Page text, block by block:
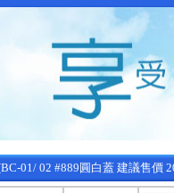
01/ 02 #889圓白蓋 建議售價